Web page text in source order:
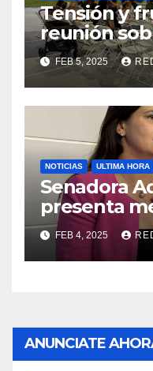
Tensión y
reunión
Reparto
FEB 5, 2025
NOTICIAS ULTIMA HORA
Senadora
presenta
violencia
FEB 4, 2025
ANUNCIATE